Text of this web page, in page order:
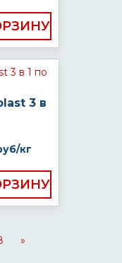
3 в
кг
»